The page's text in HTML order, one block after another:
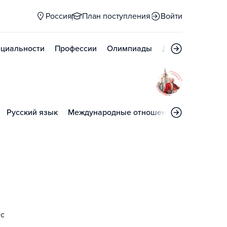
Россия План поступления Войти
Профессии Олимпиады Дни открытых
Русский язык Международные отношения и